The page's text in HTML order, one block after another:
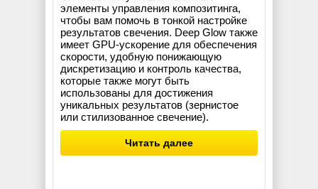
элементы управления композитинга,
чтобы вам помочь в тонкой настройке
результатов свечения. Deep Glow также
имеет GPU-ускорение для обеспечения
скорости, удобную понижающую
дискретизацию и контроль качества,
которые также могут быть
использованы для достижения
уникальных результатов (зернистое
или стилизованное свечение).
Читать далее